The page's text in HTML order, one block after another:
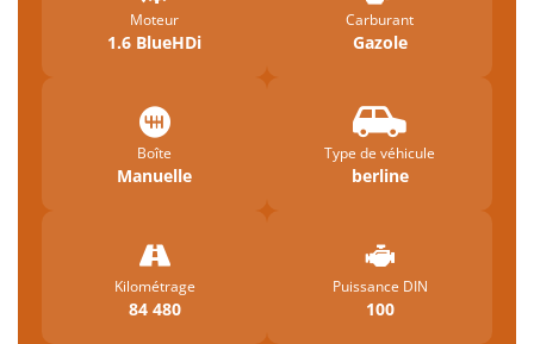
Moteur
1.6 BlueHDi
Carburant
Gazole
Boîte
Manuelle
Type de véhicule
berline
Kilométrage
84 480
Puissance DIN
100